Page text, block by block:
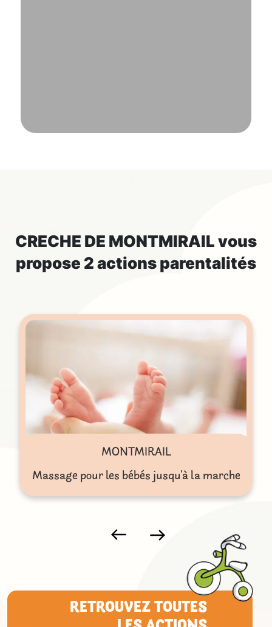
CRECHE DE MONTMIRAILvous
propose 2 actions parentalités
MONTMIRAIL
Massage pour les bébés jusqu'à la marche
RETROUVEZ TOUTES